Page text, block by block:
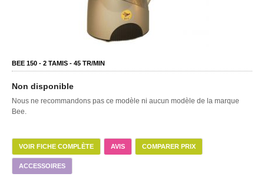
BEE 150 - 2 TAMIS - 45 TR/MIN
Non disponible
Nous ne recommandons pas ce modèle ni aucun modèle de la marque
Bee.
VOIR FICHE COMPLÈTE AVIS COMPARER PRIX
ACCESSOIRES